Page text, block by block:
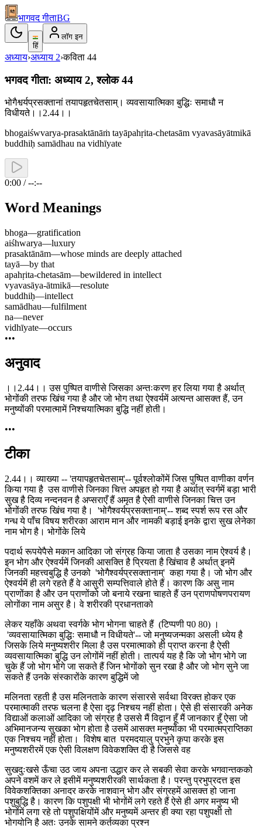
भागवद गीताBG
हिं
लॉग इन
अध्याय›अध्याय 2›कविता 44
भगवद गीता: अध्याय 2, श्लोक 44
भोगैश्वर्यप्रसक्तानां तयापहृतचेतसाम्। व्यवसायात्मिका बुद्धिः समाधौ न
विधीयते।।2.44।।
bhogaiśwvarya-prasaktānāṁ tayāpahṛita-chetasām vyavasāyātmikā
buddhiḥ samādhau na vidhīyate
0:00 / --:--
Word Meanings
bhoga—gratification
aiśhwarya—luxury
prasaktānām—whose minds are deeply attached
tayā—by that
apahṛita-chetasām—bewildered in intellect
vyavasāya-ātmikā—resolute
buddhiḥ—intellect
samādhau—fulfilment
na—never
vidhīyate—occurs
•••
अनुवाद
।।2.44।। उस पुष्पित वाणीसे जिसका अन्तःकरण हर लिया गया है अर्थात्
भोगोंकी तरफ खिंच गया है और जो भोग तथा ऐश्वर्यमें अत्यन्त आसक्त हैं, उन
मनुष्योंकी परमात्मामें निश्चयात्मिका बुद्धि नहीं होती।
•••
टीका
2.44।। व्याख्या -- 'तयापहृतचेतसाम्'-- पूर्वश्लोकोंमें जिस पुष्पित वाणीका वर्णन
किया गया है उस वाणीसे जिनका चित्त अपहृत हो गया है अर्थात् स्वर्गमें बड़ा भारी
सुख है दिव्य नन्दनवन है अप्सराएँ हैं अमृत है ऐसी वाणीसे जिनका चित्त उन
भोगोंकी तरफ खिंच गया है। 'भोगैश्वर्यप्रसक्तानाम्'-- शब्द स्पर्श रूप रस और
गन्ध ये पाँच विषय शरीरका आराम मान और नामकी बड़ाई इनके द्वारा सुख लेनेका
नाम भोग है। भोगोंके लिये
पदार्थ रूपयेपैसे मकान आदिका जो संग्रह किया जाता है उसका नाम ऐश्वर्य है।
इन भोग और ऐश्वर्यमें जिनकी आसक्ति है प्रियता है खिंचाव है अर्थात् इनमें
जिनकी महत्त्वबुद्धि है उनको 'भोगैश्वर्यप्रसक्तानाम्' कहा गया है। जो भोग और
ऐश्वर्यमें ही लगे रहते हैं वे आसुरी सम्पत्तिवाले होते हैं। कारण कि असु नाम
प्राणोंका है और उन प्राणोंको जो बनाये रखना चाहते हैं उन प्राणपोषणपरायण
लोगोंका नाम असुर है। वे शरीरकी प्रधानताको
लेकर यहाँके अथवा स्वर्गके भोग भोगना चाहते हैं (टिप्पणी प0 80) ।
'व्यवसायात्मिका बुद्धिः समाधौ न विधीयते'-- जो मनुष्यजन्मका असली ध्येय है
जिसके लिये मनुष्यशरीर मिला है उस परमात्माको ही प्राप्त करना है ऐसी
व्यवसायात्मिका बुद्धि उन लोगोंमें नहीं होती। तात्पर्य यह है कि जो भोग भोगे जा
चुके हैं जो भोग भोगे जा सकते हैं जिन भोगोंको सुन रखा है और जो भोग सुने जा
सकते हैं उनके संस्कारोंके कारण बुद्धिमें जो
मलिनता रहती है उस मलिनताके कारण संसारसे सर्वथा विरक्त होकर एक
परमात्माकी तरफ चलना है ऐसा दृढ़ निश्चय नहीं होता। ऐसे ही संसारकी अनेक
विद्याओं कलाओं आदिका जो संग्रह है उससे मैं विद्वान हूँ मैं जानकार हूँ ऐसा जो
अभिमानजन्य सुखका भोग होता है उसमें आसक्त मनुष्योंका भी परमात्मप्राप्तिका
एक निश्चय नहीं होता। विशेष बात परमदयालु प्रभुने कृपा करके इस
मनुष्यशरीरमें एक ऐसी विलक्षण विवेकशक्ति दी है जिससे वह
सुखदुःखसे ऊँचा उठ जाय अपना उद्धार कर ले सबकी सेवा करके भगवान्तकको
अपने वशमें कर ले इसीमें मनुष्यशरीरकी सार्थकता है। परन्तु प्रभुप्रदत्त इस
विवेकशक्तिका अनादर करके नाशवान् भोग और संग्रहमें आसक्त हो जाना
पशुबुद्धि है। कारण कि पशुपक्षी भी भोगोंमें लगे रहते हैं ऐसे ही अगर मनुष्य भी
भोगोंमें लगा रहे तो पशुपक्षियोंमें और मनुष्यमें अन्तर ही क्या रहा पशुपक्षी तो
भोगयोनि है अतः उनके सामने कर्तव्यका प्रश्न